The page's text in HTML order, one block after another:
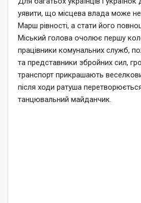
уявити, що місцева влада може
Марш рівності, а стати його
Міський голова очолює першу
працівники комунальних служб,
та представники збройних сил,
транспорт прикрашають
після ходи ратуша
танцювальний майданчик.